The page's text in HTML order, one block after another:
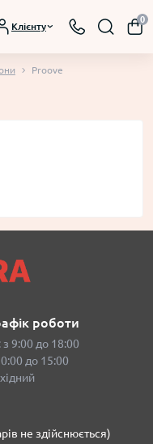
Клієнту
0
Proove
роботи
9:00 до 18:00
до 15:00
не здійснюється)